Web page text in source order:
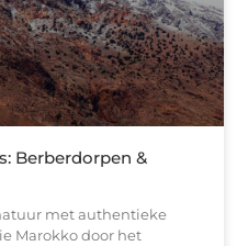
Berberdorpen &
met authentieke
Marokko door het